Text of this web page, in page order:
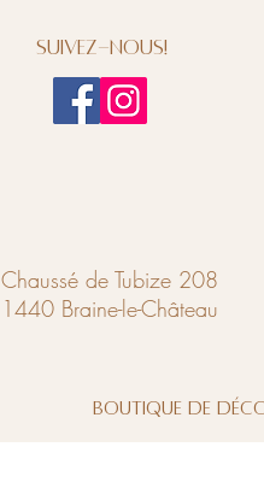
Suivez-nous!
Chaussé de Tubize 208
1440 Braine-le-Château
Boutique de